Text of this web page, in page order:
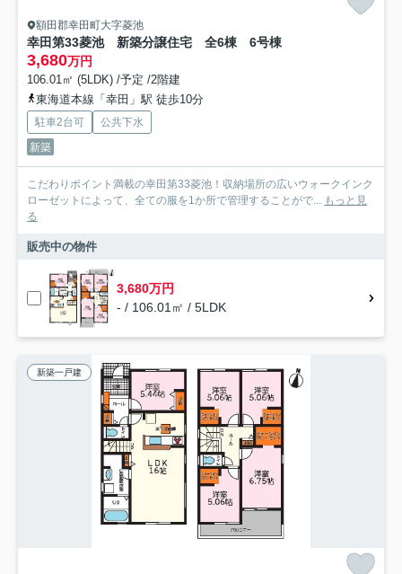
額田郡幸田町大字菱池
幸田第33菱池 新築分譲住宅 全6棟 6号棟
3,680万円
106.01㎡ (5LDK) /予定 /2階建
東海道本線「幸田」駅 徒歩10分
駐車2台可
公共下水
新築
こだわりポイント満載の幸田第33菱池！収納場所の広いウォークインク
ローゼットによって、全ての服を1か所で管理することがで... もっと見
る
販売中の物件
3,680万円
- / 106.01㎡ / 5LDK
新築一戸建